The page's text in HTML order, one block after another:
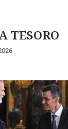
TESORO